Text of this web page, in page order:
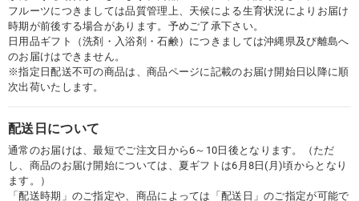
フルーツにつきましては品質管理上、天候による生育状況によりお届け
時期が前後する場合があります。予めご了承下さい。
日用品ギフト（洗剤・入浴剤・石鹸）につきましては沖縄県及び離島へ
のお届けはできません。
※指定日配送不可の商品は、商品ページに記載のお届け開始日以降に順
次出荷いたします。
配送日について
通常のお届けは、最短でご注文日から6～10日後となります。（ただ
し、商品のお届け開始については、夏ギフトは6月8日(月)頃からとなり
ます。）
「配送時期」のご指定や、商品によっては「配送日」のご指定が可能で